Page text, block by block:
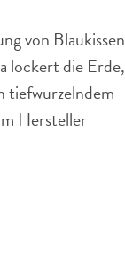
von Blaukissen
lockert die Erde,
tiefwurzelndem
Hersteller